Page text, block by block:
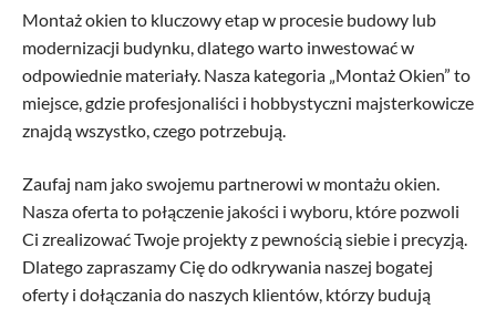
Montaż okien to kluczowy etap w procesie budowy lub
modernizacji budynku, dlatego warto inwestować w
odpowiednie materiały. Nasza kategoria „Montaż Okien” to
miejsce, gdzie profesjonaliści i hobbystyczni majsterkowicze
znajdą wszystko, czego potrzebują.
Zaufaj nam jako swojemu partnerowi w montażu okien.
Nasza oferta to połączenie jakości i wyboru, które pozwoli
Ci zrealizować Twoje projekty z pewnością siebie i precyzją.
Dlatego zapraszamy Cię do odkrywania naszej bogatej
oferty i dołączania do naszych klientów, którzy budują